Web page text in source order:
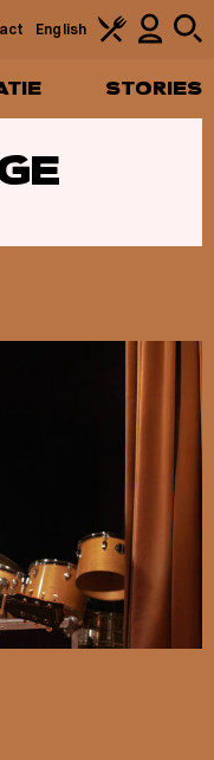
STORIES
English